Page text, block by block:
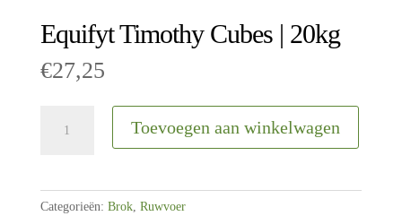
Equifyt Timothy Cubes | 20kg
€27,25
Timothy
Toevoegen aan winkelwagen
Categorieën: Brok, Ruwvoer